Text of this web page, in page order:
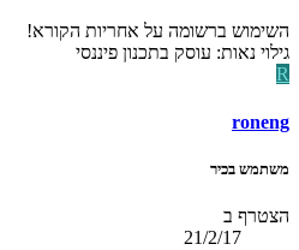
השימוש ברשומה על אחריות הקורא!
גילוי נאות: עוסק בתכנון פיננסי
R
roneng
משתמש בכיר
הצטרף ב
21/2/17